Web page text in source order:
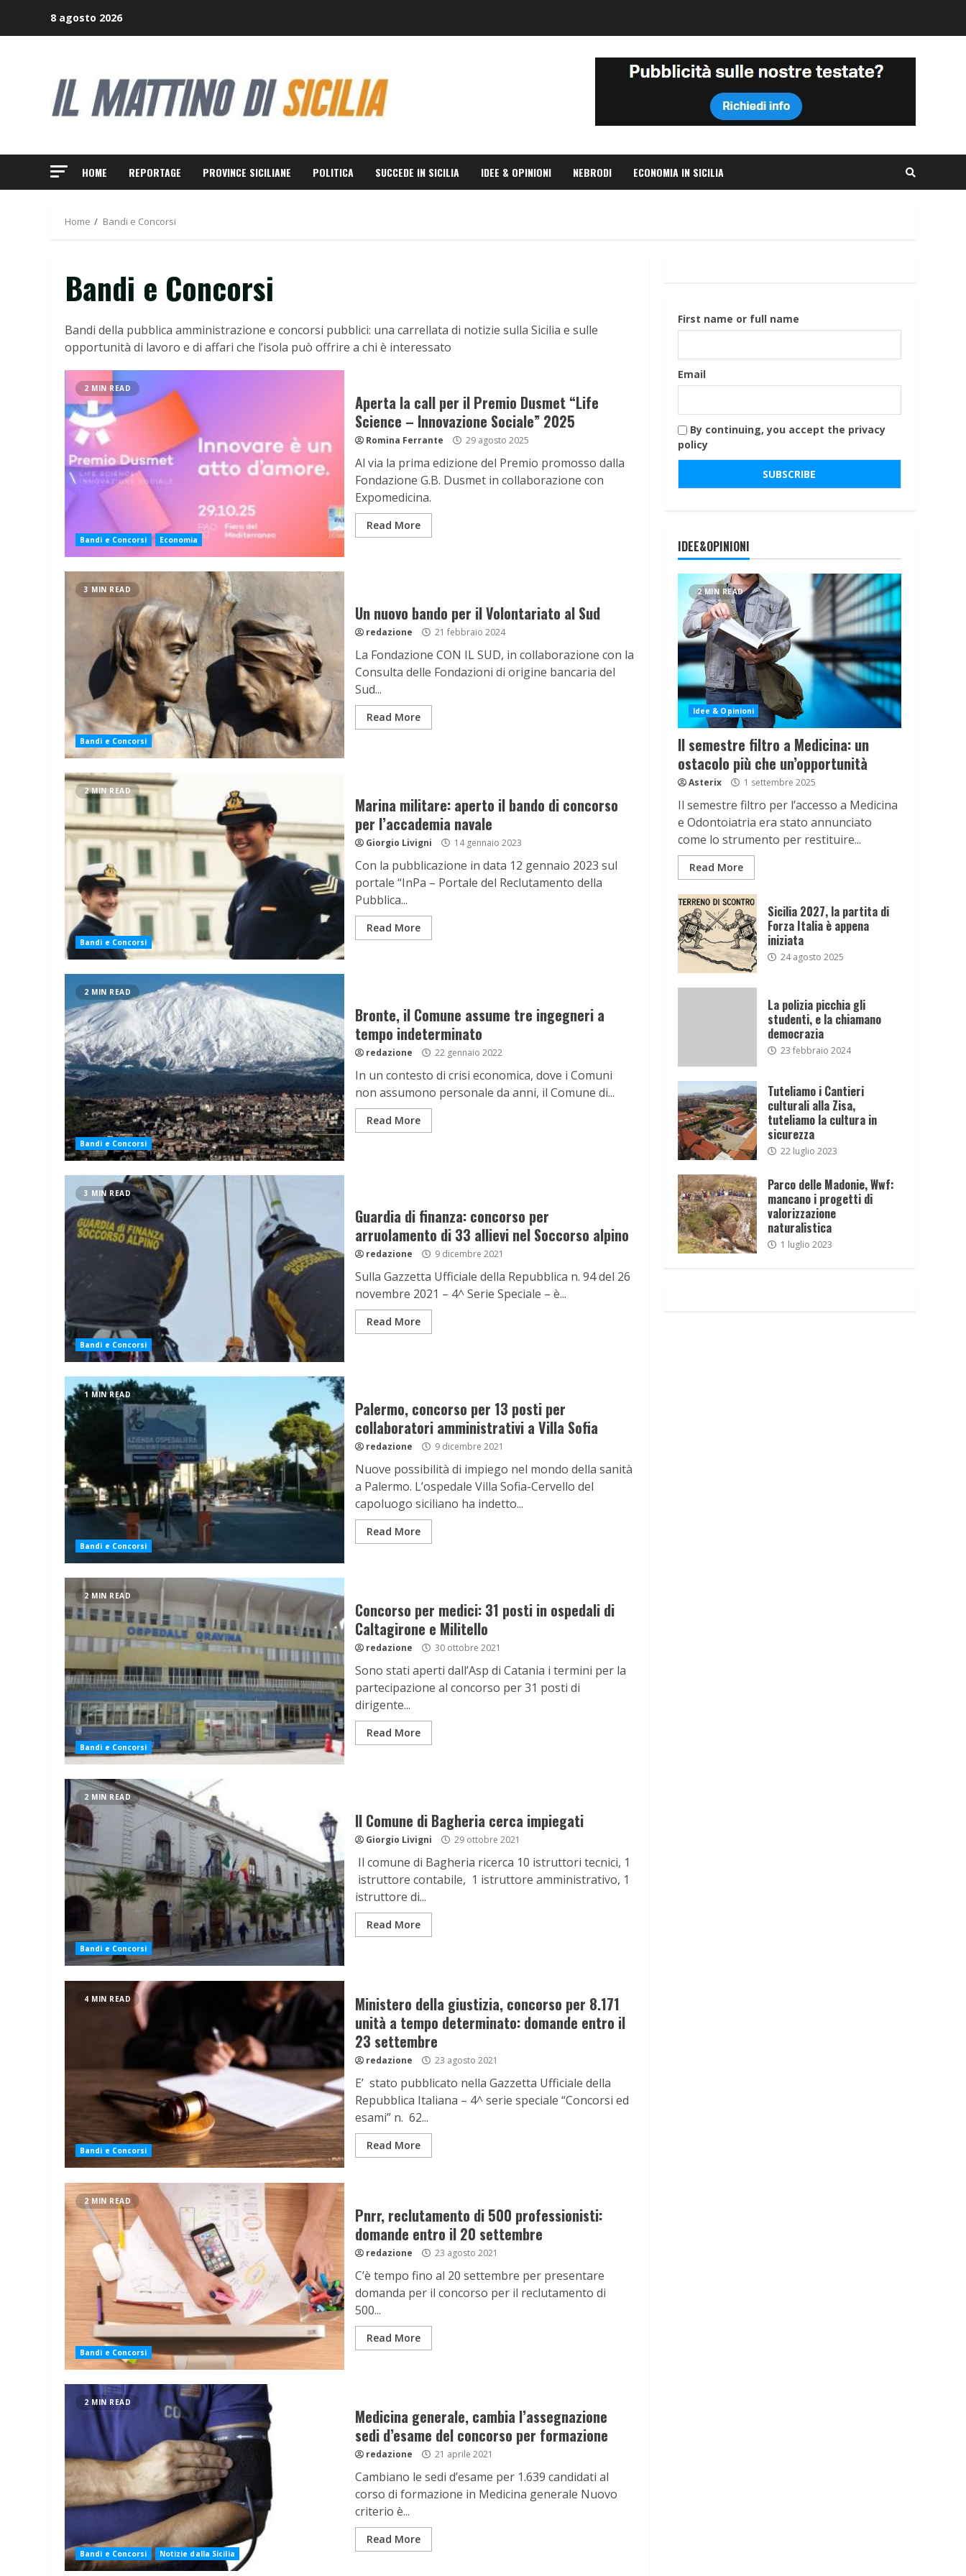
8 agosto 2026
HOME REPORTAGE PROVINCE SICILIANE POLITICA SUCCEDE IN SICILIA IDEE & OPINIONI NEBRODI ECONOMIA IN SICILIA
Home Bandi e Concorsi
Bandi e Concorsi
Bandi della pubblica amministrazione e concorsi pubblici: una carrellata di notizie sulla Sicilia e sulle
opportunità di lavoro e di affari che l’isola può offrire a chi è interessato
2 MIN READ
Bandi e Concorsi Economia
Aperta la call per il Premio Dusmet “Life
Science – Innovazione Sociale” 2025
Romina Ferrante 29 agosto 2025
Al via la prima edizione del Premio promosso dalla
Fondazione G.B. Dusmet in collaborazione con
Expomedicina.
Read More
3 MIN READ
Bandi e Concorsi
Un nuovo bando per il Volontariato al Sud
redazione 21 febbraio 2024
La Fondazione CON IL SUD, in collaborazione con la
Consulta delle Fondazioni di origine bancaria del
Sud...
Read More
2 MIN READ
Bandi e Concorsi
Marina militare: aperto il bando di concorso
per l’accademia navale
Giorgio Livigni 14 gennaio 2023
Con la pubblicazione in data 12 gennaio 2023 sul
portale “InPa – Portale del Reclutamento della
Pubblica...
Read More
2 MIN READ
Bandi e Concorsi
Bronte, il Comune assume tre ingegneri a
tempo indeterminato
redazione 22 gennaio 2022
In un contesto di crisi economica, dove i Comuni
non assumono personale da anni, il Comune di...
Read More
3 MIN READ
Bandi e Concorsi
Guardia di finanza: concorso per
arruolamento di 33 allievi nel Soccorso alpino
redazione 9 dicembre 2021
Sulla Gazzetta Ufficiale della Repubblica n. 94 del 26
novembre 2021 – 4^ Serie Speciale – è...
Read More
1 MIN READ
Bandi e Concorsi
Palermo, concorso per 13 posti per
collaboratori amministrativi a Villa Sofia
redazione 9 dicembre 2021
Nuove possibilità di impiego nel mondo della sanità
a Palermo. L’ospedale Villa Sofia-Cervello del
capoluogo siciliano ha indetto...
Read More
2 MIN READ
Bandi e Concorsi
Concorso per medici: 31 posti in ospedali di
Caltagirone e Militello
redazione 30 ottobre 2021
Sono stati aperti dall’Asp di Catania i termini per la
partecipazione al concorso per 31 posti di
dirigente...
Read More
2 MIN READ
Bandi e Concorsi
Il Comune di Bagheria cerca impiegati
Giorgio Livigni 29 ottobre 2021
Il comune di Bagheria ricerca 10 istruttori tecnici, 1
istruttore contabile, 1 istruttore amministrativo, 1
istruttore di...
Read More
4 MIN READ
Bandi e Concorsi
Ministero della giustizia, concorso per 8.171
unità a tempo determinato: domande entro il
23 settembre
redazione 23 agosto 2021
E’ stato pubblicato nella Gazzetta Ufficiale della
Repubblica Italiana – 4^ serie speciale “Concorsi ed
esami” n. 62...
Read More
2 MIN READ
Bandi e Concorsi
Pnrr, reclutamento di 500 professionisti:
domande entro il 20 settembre
redazione 23 agosto 2021
C’è tempo fino al 20 settembre per presentare
domanda per il concorso per il reclutamento di
500...
Read More
2 MIN READ
Bandi e Concorsi Notizie dalla Sicilia
Medicina generale, cambia l’assegnazione
sedi d’esame del concorso per formazione
redazione 21 aprile 2021
Cambiano le sedi d’esame per 1.639 candidati al
corso di formazione in Medicina generale Nuovo
criterio è...
Read More
First name or full name
Email
By continuing, you accept the privacy
policy
IDEE&OPINIONI
2 MIN READ
Idee & Opinioni
Il semestre filtro a Medicina: un
ostacolo più che un’opportunità
Asterix 1 settembre 2025
Il semestre filtro per l’accesso a Medicina
e Odontoiatria era stato annunciato
come lo strumento per restituire...
Read More
Sicilia 2027, la partita di
Forza Italia è appena
iniziata
24 agosto 2025
La polizia picchia gli
studenti, e la chiamano
democrazia
23 febbraio 2024
Tuteliamo i Cantieri
culturali alla Zisa,
tuteliamo la cultura in
sicurezza
22 luglio 2023
Parco delle Madonie, Wwf:
mancano i progetti di
valorizzazione
naturalistica
1 luglio 2023